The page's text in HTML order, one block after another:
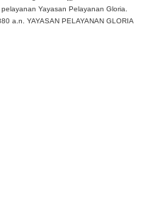
Yayasan Pelayanan Gloria.
a.n. YAYASAN PELAYANAN GLORIA